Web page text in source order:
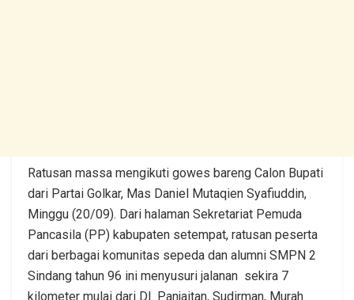
Ratusan massa mengikuti gowes bareng Calon Bupati
dari Partai Golkar, Mas Daniel Mutaqien Syafiuddin,
Minggu (20/09). Dari halaman Sekretariat Pemuda
Pancasila (PP) kabupaten setempat, ratusan peserta
dari berbagai komunitas sepeda dan alumni SMPN 2
Sindang tahun 96 ini menyusuri jalanan sekira 7
kilometer mulai dari DI. Panjaitan, Sudirman, Murah